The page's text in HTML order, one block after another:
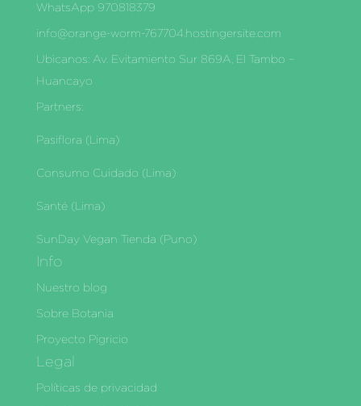
WhatsApp 970818379
info@orange-worm-767704.hostingersite.com
Ubìcanos: Av. Evitamiento Sur 869A, El Tambo –
Huancayo
Partners:
Pasiflora (Lima)
Consumo Cuidado (Lima)
Santé (Lima)
SunDay Vegan Tienda (Puno)
Info
Nuestro blog
Sobre Botania
Proyecto Pigricio
Legal
Políticas de privacidad